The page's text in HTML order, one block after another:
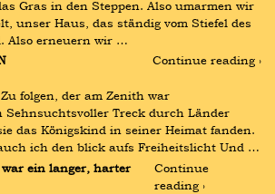
Gras in den Steppen. Also umarmen wir
unser Haus, das ständig vom Stiefel des
Also erneuern wir …
Continue reading ›
folgen, der am Zenith war
Sehnsuchtsvoller Treck durch Länder
das Königskind in seiner Heimat fanden.
ich den blick aufs Freiheitslicht Und …
war ein langer, harter
Continue
reading ›